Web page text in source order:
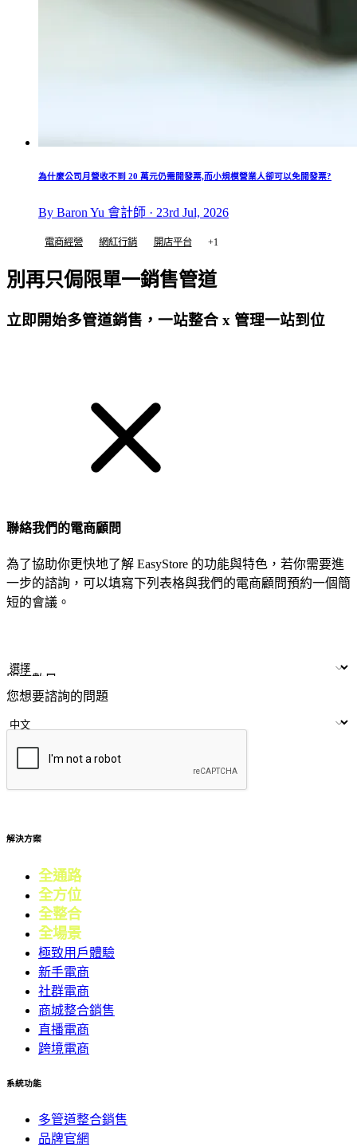
為什麼公司月營收不到 20 萬元仍需開發票,而小規模營業人卻可以免開發票?
By Baron Yu 會計師 · 23rd Jul, 2026
電商經營 網紅行銷 開店平台 +1
別再只侷限單一銷售管道
立即開始多管道銷售，一站整合 x 管理一站到位
聯絡我們的電商顧問
為了協助你更快地了解 EasyStore 的功能與特色，若你需要進
一步的諮詢，可以填寫下列表格與我們的電商顧問預約一個簡
短的會議。
LINE ID
門市數量
您想要諮詢的問題
解決方案
全通路電商
全方位零售
全整合行銷
全場景
極致用戶體驗
新手電商
社群電商
商城整合銷售
直播電商
跨境電商
系統功能
多管道整合銷售
品牌官網